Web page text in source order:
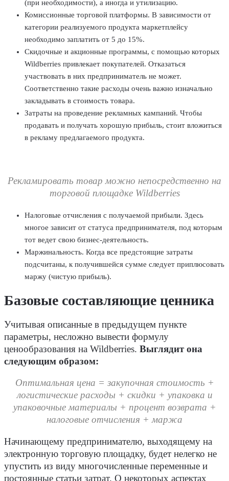
(при необходимости), а иногда и утилизацию.
Комиссионные торговой платформы. В зависимости от
категории реализуемого продукта маркетплейсу
необходимо заплатить от 5 до 15%.
Скидочные и акционные программы, с помощью которых
Wildberries привлекает покупателей. Отказаться
участвовать в них предприниматель не может.
Соответственно такие расходы очень важно изначально
закладывать в стоимость товара.
Затраты на проведение рекламных кампаний. Чтобы
продавать и получать хорошую прибыль, стоит вложиться
в рекламу предлагаемого продукта.
Рекламировать товар можно непосредственно на
торговой площадке Wildberries
Налоговые отчисления с получаемой прибыли. Здесь
многое зависит от статуса предпринимателя, под которым
тот ведет свою бизнес-деятельность.
Маржинальность. Когда все предстоящие затраты
подсчитаны, к получившейся сумме следует приплюсовать
маржу (чистую прибыль).
Базовые составляющие ценника
Учитывая описанные в предыдущем пункте
параметры, несложно вывести формулу
ценообразования на Wildberries. Выглядит она
следующим образом:
Оптимальная цена = закупочная стоимость +
логистические расходы + скидки + упаковка и
упаковочные материалы + процент возврата +
налоговые отчисления + маржа
Начинающему предпринимателю, выходящему на
электронную торговую площадку, будет нелегко не
упустить из виду многочисленные переменные и
постоянные статьи затрат. О некоторых аспектах